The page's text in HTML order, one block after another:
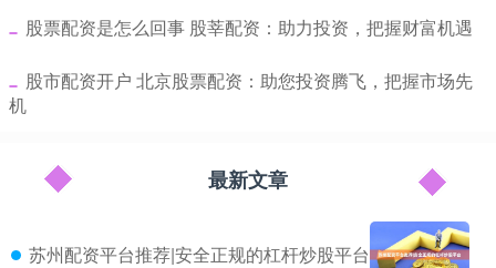
​股票配资是怎么回事 股莘配资：助力投资，把握财富机遇
​股市配资开户 北京股票配资：助您投资腾飞，把握市场先
机
最新文章
苏州配资平台推荐|安全正规的杠杆炒股平台